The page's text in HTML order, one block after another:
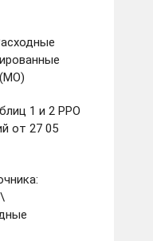
1 и 2 РРО
от 27 05